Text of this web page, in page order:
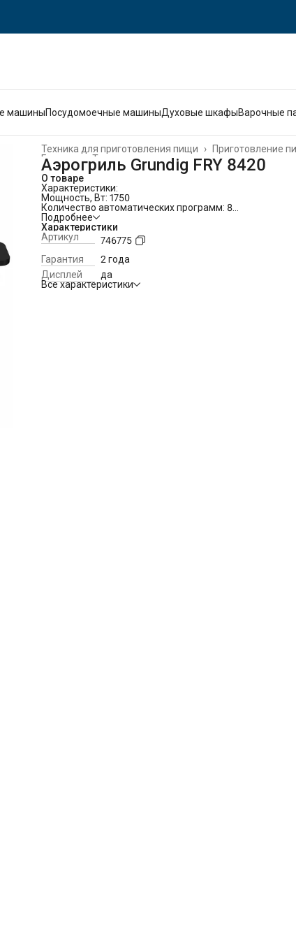
машиныПосудомоечные машиныДуховые шкафыВарочные
Приготовление
Техника для приготовления пищи
›
Техника для кухни
Главная
Аэрогриль Grundig FRY 8420
О товаре
Характеристики:
Мощность, Вт: 1750
Количество автоматических программ: 8
Индикация заданной температуры
Количество температурных режимов: 8
Индикация готовности к работе
Индикация времени до конца программы
Индикация выбранной мощности
Индикация нагрева
Пароварка
Низкая решетка для гриля
Подробнее
Характеристики
Артикул
746775
Гарантия
2 года
Дисплей
да
Все характеристики